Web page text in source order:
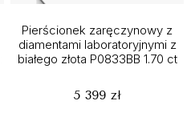
Pierścionek zaręczynowy z
diamentami laboratoryjnymi z
białego złota P0833BB 1.70 ct
5 399 zł